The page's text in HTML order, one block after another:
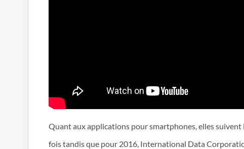
Quant aux applications pour smartphones, elles suivent
fois tandis que pour 2016, International Data